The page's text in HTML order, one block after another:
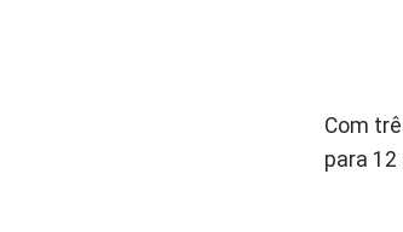
Com
para